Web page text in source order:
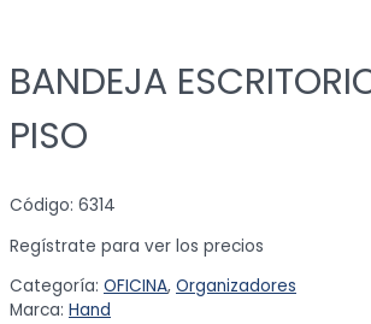
BANDEJA
PISO
Código: 6314
Regístrate para ver los precios
Categoría: OFICINA, Organizadores
Marca: Hand